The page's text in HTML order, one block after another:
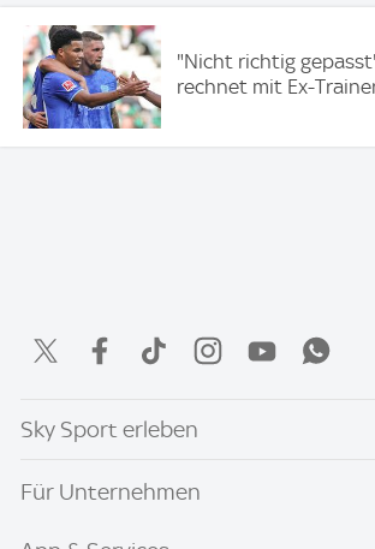
"Nicht richtig
rechnet mit Ex-
Sky Sport erleben
Für Unternehmen